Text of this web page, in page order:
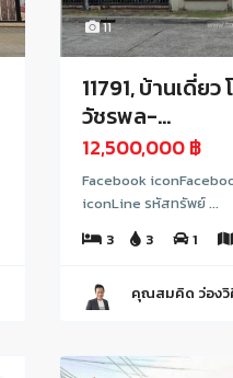
11
11791, บ้านเดี่ย
วัชรพล-...
12,500,000 ฿
Facebook
iconLine รหัสทรัพย์ ...
3
3 1
คุณสมคิด ว่องวิ